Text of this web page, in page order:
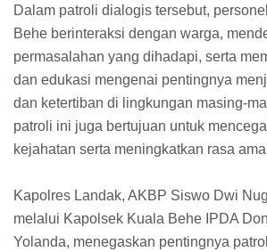
Dalam patroli dialogis tersebut,
Behe berinteraksi dengan warga,
permasalahan yang dihadapi, serta
dan edukasi mengenai pentingnya
dan ketertiban di lingkungan masing-
patroli ini juga bertujuan untuk
kejahatan serta meningkatkan rasa
Kapolres Landak, AKBP Siswo Dwi
melalui Kapolsek Kuala Behe IPDA
Yolanda, menegaskan pentingnya